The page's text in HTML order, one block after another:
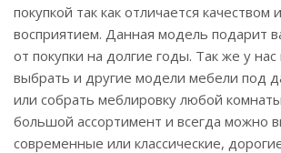
покупкой так как отличается качеством
восприятием. Данная модель подарит
от покупки на долгие годы. Так же у
выбрать и другие модели мебели под
или собрать меблировку любой
большой ассортимент и всегда можно
современные или классические,